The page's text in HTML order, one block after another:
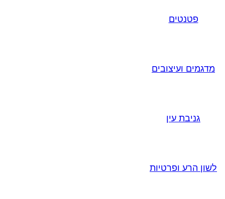
פטנטים
מדגמים ועיצובים
גניבת עין
לשון הרע ופרטיות